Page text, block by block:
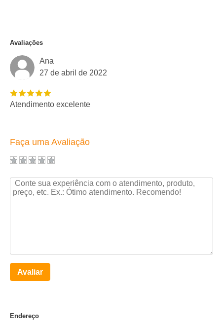
Avaliações
Ana
27 de abril de 2022
Atendimento excelente
Faça uma Avaliação
Avaliar
Endereço